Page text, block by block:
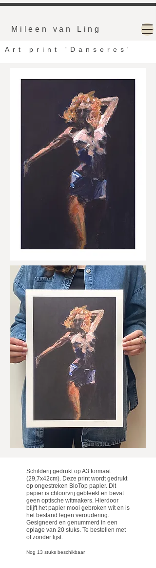
Mileen van Ling
Art print 'Danseres'
Schilderij gedrukt op A3 formaat
(29,7x42cm). Deze print wordt gedrukt
op ongestreken BioTop papier. Dit
papier is chloorvrij gebleekt en bevat
geen optische witmakers. Hierdoor
blijft het papier mooi gebroken wit en is
het bestand tegen veroudering.
Gesigneerd en genummerd in een
oplage van 20 stuks. Te bestellen met
of zonder lijst.
Nog 13 stuks beschikbaar